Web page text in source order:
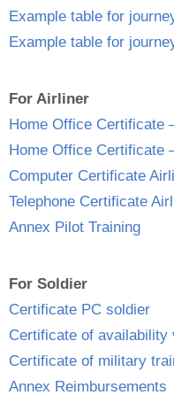
Example table for
Example table for
For Airliner
Home Office Certificate
Home Office Certificate
Computer Certificate
Telephone Certificate
Annex Pilot Training
For Soldier
Certificate PC soldier
Certificate of availability
Certificate of military
Annex Reimbursements